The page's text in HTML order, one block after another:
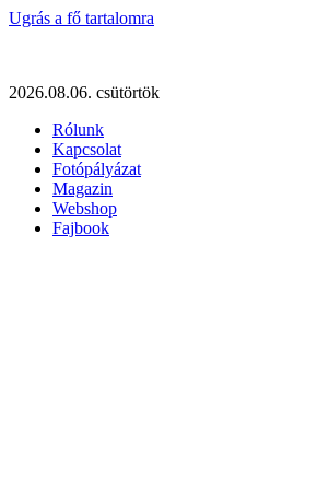
Ugrás a fő tartalomra
2026.08.06. csütörtök
Rólunk
Kapcsolat
Fotópályázat
Magazin
Webshop
Fajbook